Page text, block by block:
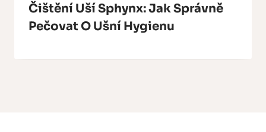
Čištění Uší Sphynx: Jak Správně
Pečovat O Ušní Hygienu